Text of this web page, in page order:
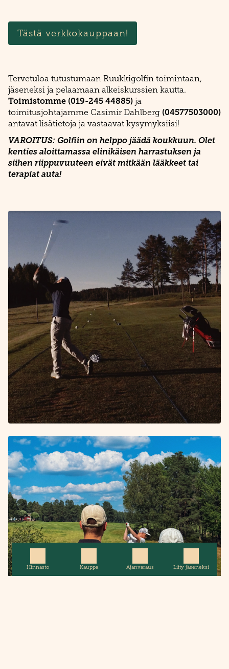
Hinnasto Kauppa Ajanvaraus Liity jäseneksi
Tästä verkkokauppaan!
Tervetuloa tutustumaan Ruukkigolfin toimintaan,
jäseneksi ja pelaamaan alkeiskurssien kautta.
Toimistomme (019-245 44885) ja
toimitusjohtajamme Casimir Dahlberg (04577503000)
antavat lisätietoja ja vastaavat kysymyksiisi!
VAROITUS: Golfiin on helppo jäädä koukkuun. Olet
kenties aloittamassa elinikäisen harrastuksen ja
siihen riippuvuuteen eivät mitkään lääkkeet tai
terapiat auta!